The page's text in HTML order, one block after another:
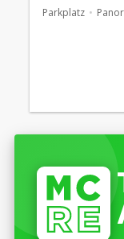
Parkplatz